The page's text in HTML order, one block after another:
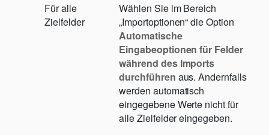
Für alle
Zielfelder
Wählen Sie im Bereich
„Importoptionen“ die Option
Automatische
Eingabeoptionen für Felder
während des Imports
durchführen aus. Andernfalls
werden automatisch
eingegebene Werte nicht für
alle Zielfelder eingegeben.